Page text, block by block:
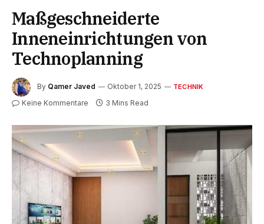
Maßgeschneiderte
Inneneinrichtungen von
Technoplanning
By Qamer Javed Oktober 1, 2025 TECHNIK
Keine Kommentare 3 Mins Read